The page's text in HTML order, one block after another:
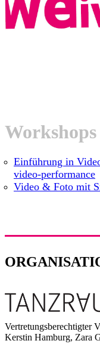
Workshops
Einführung in
video-performance
Video & Foto mit
Vertretungsberechtigter
Kerstin Hamburg, Zara